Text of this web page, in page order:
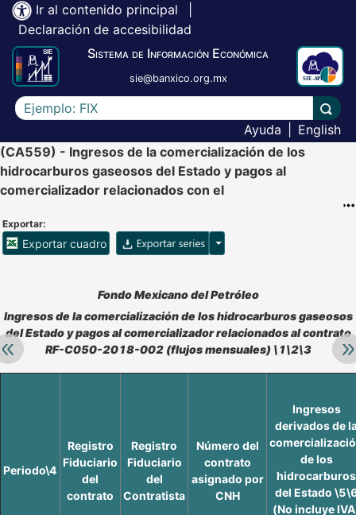
Ir al contenido principal
Declaración de accesibilidad
Sistema de Información Económica
sie@banxico.org.mx
Escriba el texto a buscar
Ayuda
English
(CA559) - Ingresos de la comercialización de los
hidrocarburos gaseosos del Estado y pagos al
comercializador relacionados con el
Exportar:
Exportar cuadro Opciones para exportar
Retroceder:
Accesibilidad de Cuadros Analíticos, al exportar el cuadro
Fondo Mexicano del Petróleo
Ingresos de la comercialización de los hidrocarburos gaseosos
del Estado y pagos al comercializador relacionados al contrato
RF-C050-2018-002 (flujos mensuales) \1\2\3
Periodo\4
Registro
Fiduciario
del
contrato
Registro
Fiduciario
del
Contratista
Número del
contrato
asignado por
CNH
Ingresos
derivados de
de los
hidrocarburos
del Estado
(No incluye